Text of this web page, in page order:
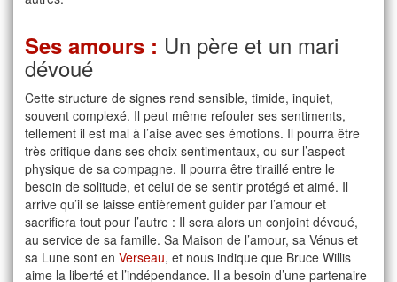
Ses amours : Un père et un mari
dévoué
Cette structure de signes rend sensible, timide, inquiet,
souvent complexé. Il peut même refouler ses sentiments,
tellement il est mal à l’aise avec ses émotions. Il pourra être
très critique dans ses choix sentimentaux, ou sur l’aspect
physique de sa compagne. Il pourra être tiraillé entre le
besoin de solitude, et celui de se sentir protégé et aimé. Il
arrive qu’il se laisse entièrement guider par l’amour et
sacrifiera tout pour l’autre : Il sera alors un conjoint dévoué,
au service de sa famille. Sa Maison de l’amour, sa Vénus et
sa Lune sont en Verseau, et nous indique que Bruce Willis
aime la liberté et l’indépendance. Il a besoin d’une partenaire